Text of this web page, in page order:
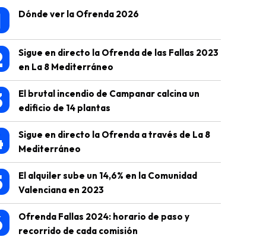
Dónde ver la Ofrenda 2026
Sigue en directo la Ofrenda de las Fallas 2023
en La 8 Mediterráneo
El brutal incendio de Campanar calcina un
edificio de 14 plantas
Sigue en directo la Ofrenda a través de La 8
Mediterráneo
El alquiler sube un 14,6% en la Comunidad
Valenciana en 2023
Ofrenda Fallas 2024: horario de paso y
recorrido de cada comisión